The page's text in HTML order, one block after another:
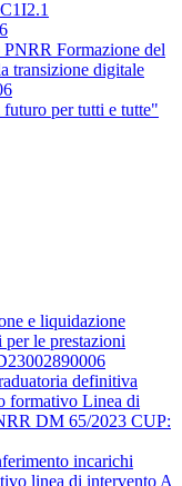
Formazione del
transizione digitale
per tutti e tutte"
e liquidazione
le prestazioni
definitiva
formativo Linea di
DM 65/2023 CUP:
incarichi
linea di intervento A